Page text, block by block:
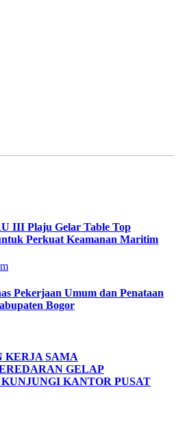
III Plaju Gelar Table Top
Perkuat Keamanan Maritim
Pekerjaan Umum dan Penataan
Bogor
KERJA SAMA
GELAP
KANTOR PUSAT